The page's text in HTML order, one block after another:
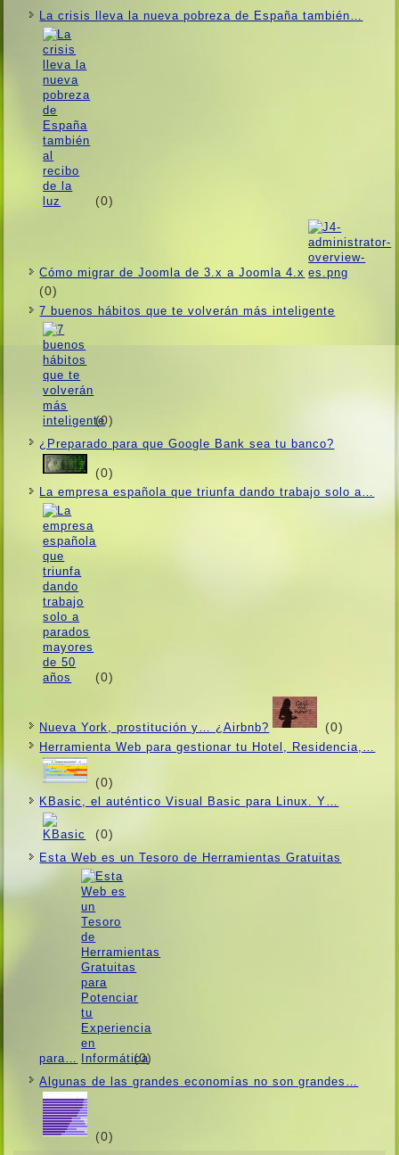
La crisis lleva la nueva pobreza de España también…
(0)
Cómo migrar de Joomla de 3.x a Joomla 4.x
(0)
7 buenos hábitos que te volverán más inteligente
(0)
¿Preparado para que Google Bank sea tu banco?
(0)
La empresa española que triunfa dando trabajo solo a…
(0)
Nueva York, prostitución y… ¿Airbnb? (0)
Herramienta Web para gestionar tu Hotel, Residencia,…
(0)
KBasic, el auténtico Visual Basic para Linux. Y…
(0)
Esta Web es un Tesoro de Herramientas Gratuitas
para… (0)
Algunas de las grandes economí­as no son grandes…
(0)